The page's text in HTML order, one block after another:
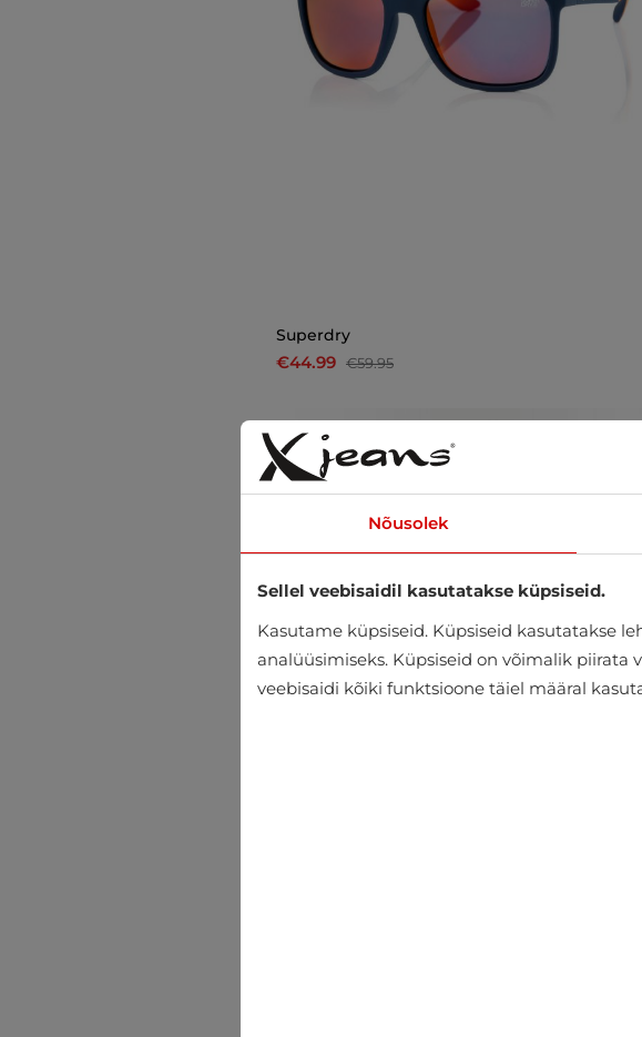
Superdry
€44.99 €59.95
-28%
Nõusolek
Sellel veebisaidil kasutatakse küpsiseid.
Kasutame küpsiseid. Küpsiseid kasutatakse
analüüsimiseks. Küpsiseid on võimalik
veebisaidi kõiki funktsioone täiel määral